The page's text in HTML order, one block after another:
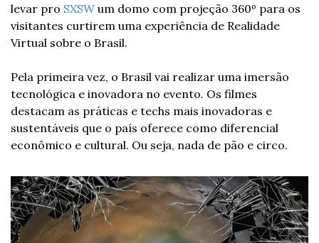
levar pro SXSW um domo com projeção 360º para os
visitantes curtirem uma experiência de Realidade
Virtual sobre o Brasil.
Pela primeira vez, o Brasil vai realizar uma imersão
tecnológica e inovadora no evento. Os filmes
destacam as práticas e techs mais inovadoras e
sustentáveis que o país oferece como diferencial
econômico e cultural. Ou seja, nada de pão e circo.